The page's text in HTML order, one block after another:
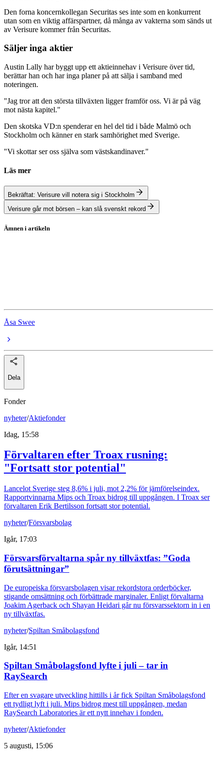
Den forna koncernkollegan Securitas ses inte som en konkurrent
utan som en viktig affärspartner, då många av vakterna som sänds ut
av Verisure kommer från Securitas.
Säljer inga aktier
Austin Lally har byggt upp ett aktieinnehav i Verisure över tid,
berättar han och har inga planer på att sälja i samband med
noteringen.
"Jag tror att den största tillväxten ligger framför oss. Vi är på väg
mot nästa kapitel."
Den skotska VD:n spenderar en hel del tid i både Malmö och
Stockholm och känner en stark samhörighet med Sverige.
"Vi skottar ser oss själva som västskandinaver."
Läs mer
Bekräftat: Verisure vill notera sig i Stockholm
Verisure går mot börsen – kan slå svenskt rekord
Ämnen i artikeln
Åsa Swee
Dela
Fonder
nyheter/Aktiefonder
Idag, 15:58
Förvaltaren efter Troax rusning:
"Fortsatt stor potential"
Lancelot Sverige steg 8,6% i juli, mot 2,2% för jämförelseindex.
Rapportvinnarna Mips och Troax bidrog till uppgången. I Troax ser
förvaltaren Erik Bertilsson fortsatt stor potential.
nyheter/Försvarsbolag
Igår, 17:03
Försvarsförvaltarna spår ny tillväxtfas: ”Goda
förutsättningar”
De europeiska försvarsbolagen visar rekordstora orderböcker,
stigande omsättning och förbättrade marginaler. Enligt förvaltarna
Joakim Agerback och Shayan Heidari går nu försvarssektorn in i en
ny tillväxtfas.
nyheter/Spiltan Småbolagsfond
Igår, 14:51
Spiltan Småbolagsfond lyfte i juli – tar in
RaySearch
Efter en svagare utveckling hittills i år fick Spiltan Småbolagsfond
ett tydligt lyft i juli. Mips bidrog mest till uppgången, medan
RaySearch Laboratories är ett nytt innehav i fonden.
nyheter/Aktiefonder
5 augusti, 15:06